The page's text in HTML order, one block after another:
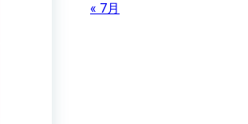
« 7月